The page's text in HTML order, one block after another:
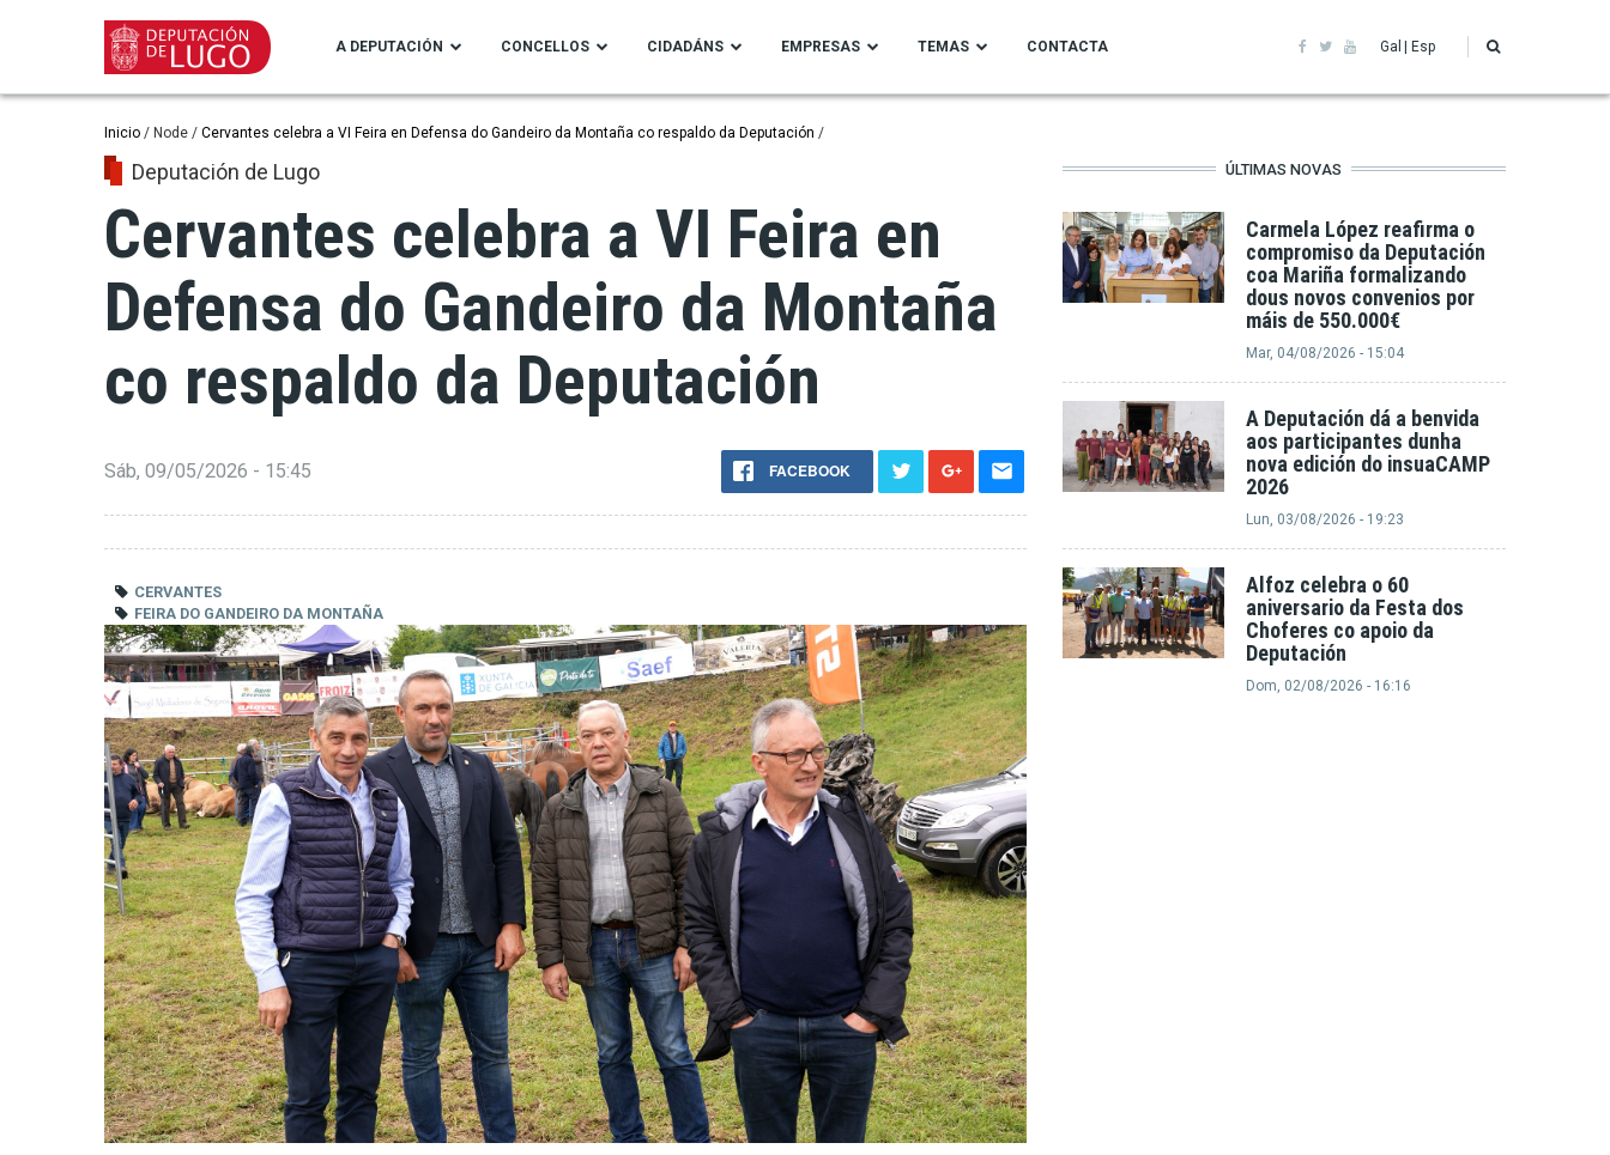
principal
A DEPUTACIÓN CONCELLOS CIDADÁNS EMPRESAS TEMAS CONTACTA Gal Esp
Miga
de
pan
Inicio Node Cervantes celebra a VI Feira en Defensa do Gandeiro da Montaña co respaldo da Deputación
Deputación de Lugo
Cervantes celebra a VI Feira en
Defensa do Gandeiro da Montaña
co respaldo da Deputación
Sáb, 09/05/2026 - 15:45 FACEBOOK
CERVANTES
FEIRA DO GANDEIRO DA MONTAÑA
ÚLTIMAS NOVAS
Carmela López reafirma o
compromiso da Deputación
coa Mariña formalizando
dous novos convenios por
máis de 550.000€
Mar, 04/08/2026 - 15:04
A Deputación dá a benvida
aos participantes dunha
nova edición do insuaCAMP
2026
Lun, 03/08/2026 - 19:23
Alfoz celebra o 60
aniversario da Festa dos
Choferes co apoio da
Deputación
Dom, 02/08/2026 - 16:16